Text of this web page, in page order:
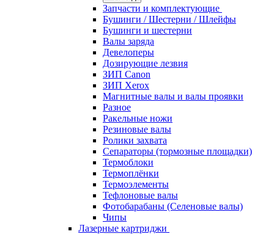
Запчасти и комплектующие
Бушинги / Шестерни / Шлейфы
Бушинги и шестерни
Валы заряда
Девелоперы
Дозирующие лезвия
ЗИП Canon
ЗИП Xerox
Магнитные валы и валы проявки
Разное
Ракельные ножи
Резиновые валы
Ролики захвата
Сепараторы (тормозные площадки)
Термоблоки
Термоплёнки
Термоэлементы
Тефлоновые валы
Фотобарабаны (Селеновые валы)
Чипы
Лазерные картриджи